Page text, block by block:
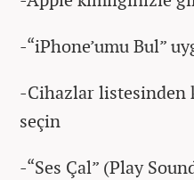
-“iPhone’umu Bul”
-Cihazlar listesinden
seçin
-“Ses Çal” (Play